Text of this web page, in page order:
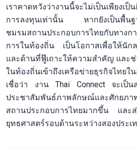
เราคาดหวังว่างานนี้จะไม่เป็นเพียงเป็
การลงทุนเท่านั้น หากยังเป็นพื้นฐา
ชมรมสถานประกอบการไทยกับทางก
การในท้องถิ่น เป็นโอกาสเพื่อให้นัก
และด้านที่ฟู๊เถาะให้ความสำคัญ และ
ในท้องถิ่นเข้าถึงเครือข่ายธุรกิจไทยใ
เชื่อว่า งาน Thai Connect จะเป็น
ประชาสัมพันธ์ภาพลักษณ์และศักยภา
สถานประกอบการไทยมากขึ้น และส่
ยุทธศาสตร์รอบด้านระหว่างสองประ